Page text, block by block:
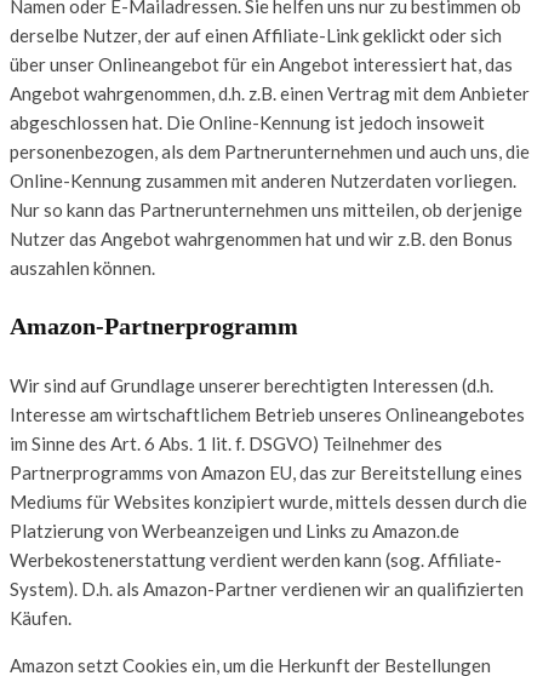
Namen oder E-Mailadressen. Sie helfen uns nur zu bestimmen ob
derselbe Nutzer, der auf einen Affiliate-Link geklickt oder sich
über unser Onlineangebot für ein Angebot interessiert hat, das
Angebot wahrgenommen, d.h. z.B. einen Vertrag mit dem Anbieter
abgeschlossen hat. Die Online-Kennung ist jedoch insoweit
personenbezogen, als dem Partnerunternehmen und auch uns, die
Online-Kennung zusammen mit anderen Nutzerdaten vorliegen.
Nur so kann das Partnerunternehmen uns mitteilen, ob derjenige
Nutzer das Angebot wahrgenommen hat und wir z.B. den Bonus
auszahlen können.
Amazon-Partnerprogramm
Wir sind auf Grundlage unserer berechtigten Interessen (d.h.
Interesse am wirtschaftlichem Betrieb unseres Onlineangebotes
im Sinne des Art. 6 Abs. 1 lit. f. DSGVO) Teilnehmer des
Partnerprogramms von Amazon EU, das zur Bereitstellung eines
Mediums für Websites konzipiert wurde, mittels dessen durch die
Platzierung von Werbeanzeigen und Links zu Amazon.de
Werbekostenerstattung verdient werden kann (sog. Affiliate-
System). D.h. als Amazon-Partner verdienen wir an qualifizierten
Käufen.
Amazon setzt Cookies ein, um die Herkunft der Bestellungen